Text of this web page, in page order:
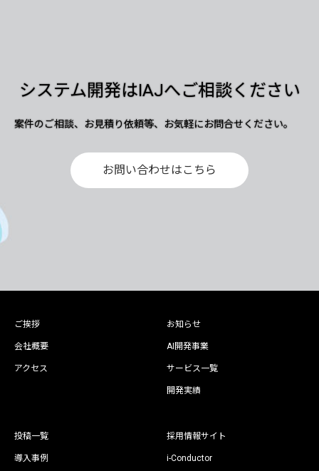
システム開発はIAJへご相談ください
案件のご相談、お見積り依頼等、お気軽にお問合せください。
お問い合わせはこちら
ご挨拶
会社概要
アクセス
お知らせ
AI開発事業
サービス一覧
開発実績
投稿一覧
導入事例
採用情報サイト
i-Conductor